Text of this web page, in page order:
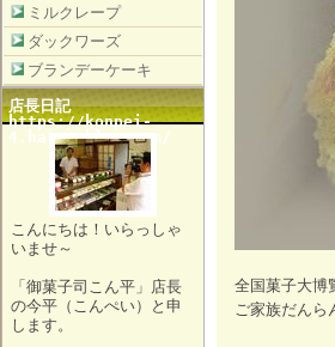
ミルクレープ
ダックワーズ
ブランデーケーキ
店長日記
https://konpei-
4.hatenablog.com/
こんにちは！いらっしゃ
いませ～
「御菓子司こん平」店長
の今平（こんぺい）と申
します。
全国菓子大博
ご家族だんら